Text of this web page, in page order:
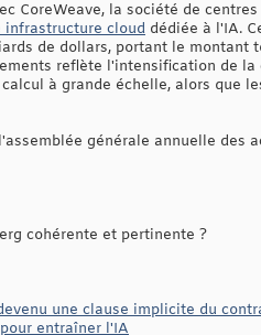
CoreWeave, la société de
infrastructure cloud dédiée à l'IA.
de dollars, portant le montant
reflète l'intensification de la
à grande échelle, alors que
générale annuelle des
cohérente et pertinente ?
une clause implicite du
entraîner l'IA